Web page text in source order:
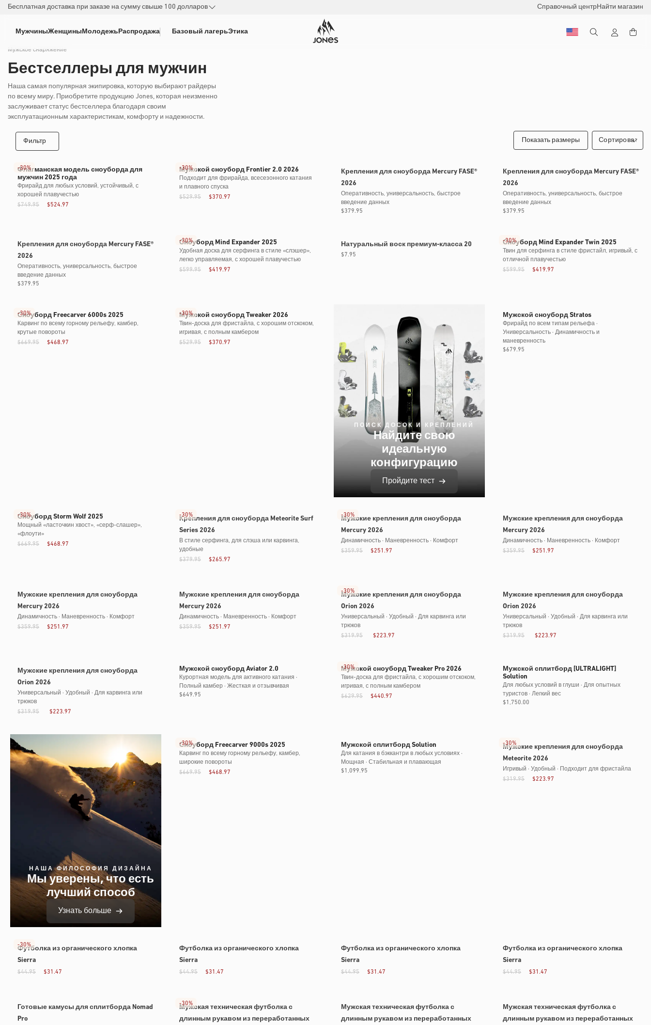
К
МужчиныЖенщиныМолодежьРаспродажа Базовый лагерьЭтика
Бесплатная доставка при заказе на сумму свыше 100 долларов Справочный центрНайти магазин
Мужское снаряжение
Бестселлеры для мужчин
Наша самая популярная экипировка, которую выбирают райдеры
по всему миру. Приобретите продукцию Jones, которая неизменно
заслуживает статус бестселлера благодаря своим
эксплуатационным характеристикам, комфорту и надежности.
Показать размеры
Фильтр
Флагманская модель сноуборда для
мужчин 2025 года
Фрирайд для любых условий, устойчивый, с
хорошей плавучестью
$524.97
$749.95
-30% Мужской сноуборд Frontier 2.0 2026
Подходит для фрирайда, всесезонного катания
и плавного спуска
$370.97
$529.95
-30%
Крепления для сноуборда Mercury FASE®
2026
Оперативность, универсальность, быстрое
введение данных
Обычная
$379.95
Крепления для сноуборда Mercury FASE®
2026
Оперативность, универсальность, быстрое
введение данных
Обычная
$379.95
Крепления для сноуборда Mercury FASE®
2026
Оперативность, универсальность, быстрое
введение данных
Обычная
$379.95
Сноуборд Mind Expander 2025
Удобная доска для серфинга в стиле «слэшер»,
легко управляемая, с хорошей плавучестью
$419.97
$599.95
-30% Натуральный воск премиум-класса 20
Обычная
$7.95
Сноуборд Mind Expander Twin 2025
Твин для серфинга в стиле фристайл, игривый, с
отличной плавучестью
$419.97
$599.95
-30%
Сноуборд Freecarver 6000s 2025
Карвинг по всему горному рельефу, камбер,
крутые повороты
$468.97
$669.95
-30% Мужской сноуборд Tweaker 2026
Твин-доска для фристайла, с хорошим отскоком,
игривая, с полным камбером
$370.97
$529.95
-30%
ПОИСК ДОСОК И КРЕПЛЕНИЙ
Найдите свою
идеальную
конфигурацию
Пройдите тест
Мужской сноуборд Stratos
Фрирайд по всем типам рельефа ·
Универсальность · Динамичность и
маневренность
Обычная
$679.95
Сноуборд Storm Wolf 2025
Мощный «ласточкин хвост», «серф-слашер»,
«флоути»
$468.97
$669.95
-30%
Крепления для сноуборда Meteorite Surf
Series 2026
В стиле серфинга, для слэша или карвинга,
удобные
$265.97
$379.95
-30%
Мужские крепления для сноуборда
Mercury 2026
Динамичность · Маневренность · Комфорт
$251.97
$359.95
-30%
Мужские крепления для сноуборда
Mercury 2026
Динамичность · Маневренность · Комфорт
$251.97
$359.95
Мужские крепления для сноуборда
Mercury 2026
Динамичность · Маневренность · Комфорт
$251.97
$359.95
Мужские крепления для сноуборда
Mercury 2026
Динамичность · Маневренность · Комфорт
$251.97
$359.95
Мужские крепления для сноуборда
Orion 2026
Универсальный · Удобный · Для карвинга или
трюков
$223.97
$319.95
-30%
Мужские крепления для сноуборда
Orion 2026
Универсальный · Удобный · Для карвинга или
трюков
$223.97
$319.95
Мужские крепления для сноуборда
Orion 2026
Универсальный · Удобный · Для карвинга или
трюков
$223.97
$319.95
Мужской сноуборд Aviator 2.0
Курортная модель для активного катания ·
Полный камбер · Жесткая и отзывчивая
Обычная
$649.95
Мужской сноуборд Tweaker Pro 2026
Твин-доска для фристайла, с хорошим отскоком,
игривая, с полным камбером
$440.97
$629.95
-30%
Мужской сплитборд [ULTRALIGHT]
Solution
Для любых условий в глуши · Для опытных
туристов · Легкий вес
Обычная
$1,750.00
НАША ФИЛОСОФИЯ ДИЗАЙНА
Мы уверены, что есть
лучший способ
Узнать больше
Сноуборд Freecarver 9000s 2025
Карвинг по всему горному рельефу, камбер,
широкие повороты
$468.97
$669.95
-30% Мужской сплитборд Solution
Для катания в бэккантри в любых условиях ·
Мощная · Стабильная и плавающая
Обычная
$1,099.95
Мужские крепления для сноуборда
Meteorite 2026
Игривый · Удобный · Подходит для фристайла
$223.97
$319.95
-30%
Футболка из органического хлопка
Sierra
$31.47
$44.95
-30%
Футболка из органического хлопка
Sierra
$31.47
$44.95
Футболка из органического хлопка
Sierra
$31.47
$44.95
Футболка из органического хлопка
Sierra
$31.47
$44.95
Готовые камусы для сплитборда Nomad
Pro
Мужская техническая футболка с
длинным рукавом из переработанных
-30%
Мужская техническая футболка с
длинным рукавом из переработанных
Мужская техническая футболка с
длинным рукавом из переработанных